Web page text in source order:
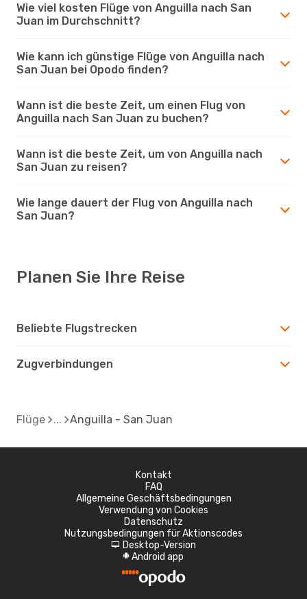
Wie viel kosten Flüge von Anguilla nach San
Juan im Durchschnitt?
Wie kann ich günstige Flüge von Anguilla nach
San Juan bei Opodo finden?
Wann ist die beste Zeit, um einen Flug von
Anguilla nach San Juan zu buchen?
Wann ist die beste Zeit, um von Anguilla nach
San Juan zu reisen?
Wie lange dauert der Flug von Anguilla nach
San Juan?
Planen Sie Ihre Reise
Beliebte Flugstrecken
Zugverbindungen
Flüge Anguilla - San Juan
Kontakt
FAQ
Allgemeine Geschäftsbedingungen
Verwendung von Cookies
Datenschutz
Nutzungsbedingungen für Aktionscodes
d Desktop-Version
A Android app